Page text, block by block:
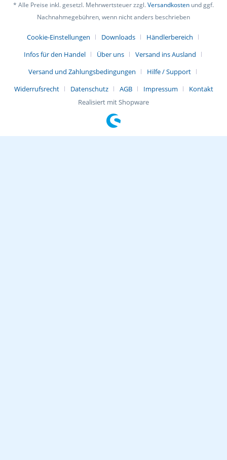
* Alle Preise inkl. gesetzl. Mehrwertsteuer zzgl.Versandkosten und ggf.
Nachnahmegebühren, wenn nicht anders beschrieben
Cookie-Einstellungen Downloads
Händlerbereich
Infos für den Handel
Über uns
Versand ins Ausland
Versand und Zahlungsbedingungen
Hilfe / Support
Widerrufsrecht
Datenschutz AGB Impressum
Kontakt
Realisiert mit Shopware